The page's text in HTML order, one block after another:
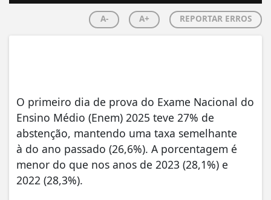
A- A+ REPORTAR ERROS
O primeiro dia de prova do Exame Nacional do
Ensino Médio (Enem) 2025 teve 27% de
abstenção, mantendo uma taxa semelhante
à do ano passado (26,6%). A porcentagem é
menor do que nos anos de 2023 (28,1%) e
2022 (28,3%).